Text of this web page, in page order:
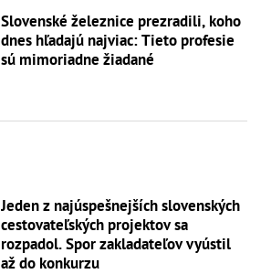
Slovenské železnice prezradili, koho
dnes hľadajú najviac: Tieto profesie
sú mimoriadne žiadané
Jeden z najúspešnejších slovenských
cestovateľských projektov sa
rozpadol. Spor zakladateľov vyústil
až do konkurzu